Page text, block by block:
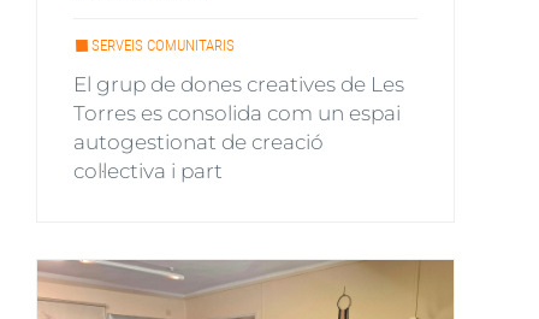
SERVEIS COMUNITARIS
El grup de dones creatives de Les
Torres es consolida com un espai
autogestionat de creació
col·lectiva i part